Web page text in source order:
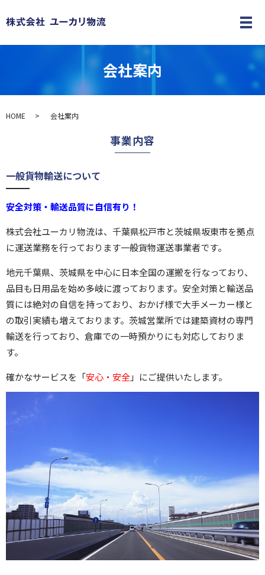
メ
会社案内
HOME 会社案内
事業内容
一般貨物輸送について
安全対策・輸送品質に自信有り！
株式会社ユーカリ物流は、千葉県松戸市と茨城県坂東市を拠点
に運送業務を行っております一般貨物運送事業者です。
地元千葉県、茨城県を中心に日本全国の運搬を行なっており、
品目も日用品を始め多岐に渡っております。安全対策と輸送品
質には絶対の自信を持っており、おかげ様で大手メーカー様と
の取引実績も増えております。茨城営業所では建築資材の専門
輸送を行っており、倉庫での一時預かりにも対応しておりま
す。
確かなサービスを「安心・安全」にご提供いたします。